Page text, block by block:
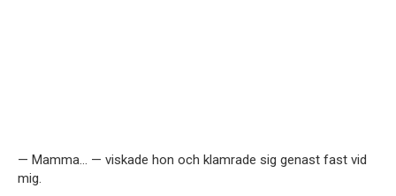
— Mamma… — viskade hon och klamrade sig genast fast vid
mig.